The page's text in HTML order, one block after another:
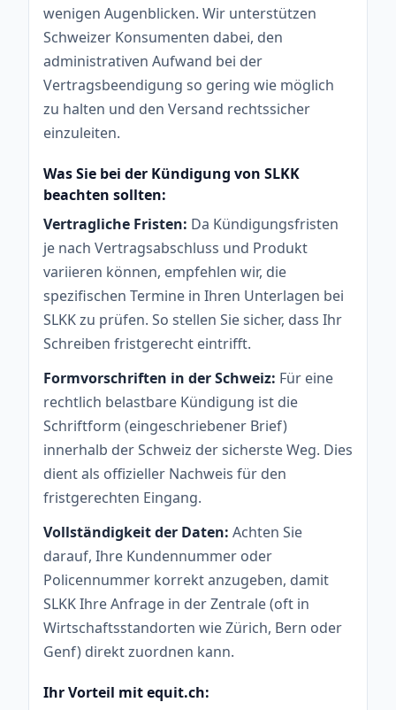
wenigen Augenblicken. Wir unterstützen
Schweizer Konsumenten dabei, den
administrativen Aufwand bei der
Vertragsbeendigung so gering wie möglich
zu halten und den Versand rechtssicher
einzuleiten.
Was Sie bei der Kündigung von SLKK
beachten sollten:
Vertragliche Fristen: Da Kündigungsfristen
je nach Vertragsabschluss und Produkt
variieren können, empfehlen wir, die
spezifischen Termine in Ihren Unterlagen bei
SLKK zu prüfen. So stellen Sie sicher, dass Ihr
Schreiben fristgerecht eintrifft.
Formvorschriften in der Schweiz: Für eine
rechtlich belastbare Kündigung ist die
Schriftform (eingeschriebener Brief)
innerhalb der Schweiz der sicherste Weg. Dies
dient als offizieller Nachweis für den
fristgerechten Eingang.
Vollständigkeit der Daten: Achten Sie
darauf, Ihre Kundennummer oder
Policennummer korrekt anzugeben, damit
SLKK Ihre Anfrage in der Zentrale (oft in
Wirtschaftsstandorten wie Zürich, Bern oder
Genf) direkt zuordnen kann.
Ihr Vorteil mit equit.ch: